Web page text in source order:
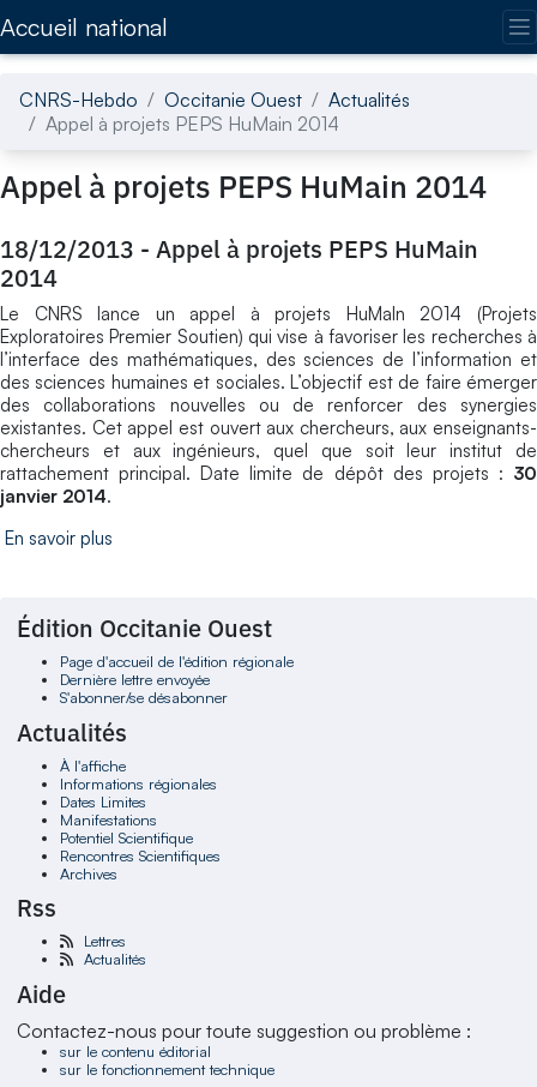
Accueil national
CNRS-Hebdo Occitanie Ouest
Actualités
Appel à projets PEPS HuMain 2014
Appel à projets PEPS HuMain 2014
18/12/2013 - Appel à projets PEPS HuMain
2014
Le CNRS lance un appel à projets HuMaIn 2014 (Projets
Exploratoires Premier Soutien) qui vise à favoriser les recherches à
l’interface des mathématiques, des sciences de l’information et
des sciences humaines et sociales. L’objectif est de faire émerger
des collaborations nouvelles ou de renforcer des synergies
existantes. Cet appel est ouvert aux chercheurs, aux enseignants-
chercheurs et aux ingénieurs, quel que soit leur institut de
rattachement principal. Date limite de dépôt des projets : 30
janvier 2014.
En savoir plus
Édition Occitanie Ouest
Page d'accueil de l'édition régionale
Dernière lettre envoyée
S'abonner/se désabonner
Actualités
À l'affiche
Informations régionales
Dates Limites
Manifestations
Potentiel Scientifique
Rencontres Scientifiques
Archives
Rss
Lettres
Actualités
Aide
Contactez-nous pour toute suggestion ou problème :
sur le contenu éditorial
sur le fonctionnement technique